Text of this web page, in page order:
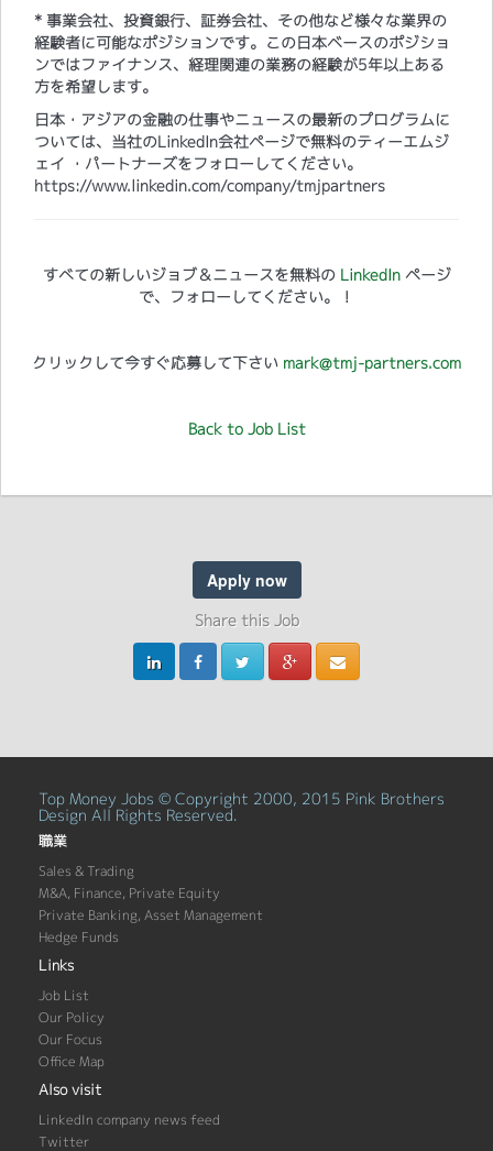
* 事業会社、投資銀行、証券会社、その他など様々な業界の
経験者に可能なポジションです。この日本ベースのポジショ
ンではファイナンス、経理関連の業務の経験が5年以上ある
方を希望します。
日本・アジアの金融の仕事やニュースの最新のプログラムに
ついては、当社のLinkedIn会社ページで無料のティーエムジ
ェイ ・パートナーズをフォローしてください。
https://www.linkedin.com/company/tmjpartners
すべての新しいジョブ＆ニュースを無料の LinkedInページ
で、フォローしてください。！
クリックして今すぐ応募して下さい mark@tmj-partners.com
Back to Job List
Apply now
Share this Job
Top Money Jobs © Copyright 2000, 2015 Pink Brothers
Design All Rights Reserved.
職業
Sales & Trading
M&A, Finance, Private Equity
Private Banking, Asset Management
Hedge Funds
Links
Job List
Our Policy
Our Focus
Office Map
Also visit
LinkedIn company news feed
Twitter